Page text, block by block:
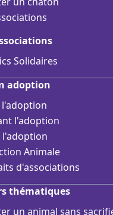
Solidaires
adoption
l'adoption
l'adoption
l'adoption
Animale
d'associations
thématiques
un animal sans